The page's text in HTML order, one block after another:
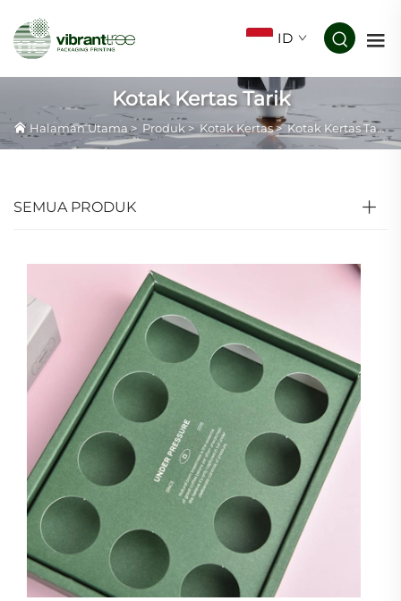
ID
Kotak Kertas Tarik
Halaman Utama> Produk > Kotak Kertas>Kotak Kertas Tarik
SEMUA PRODUK